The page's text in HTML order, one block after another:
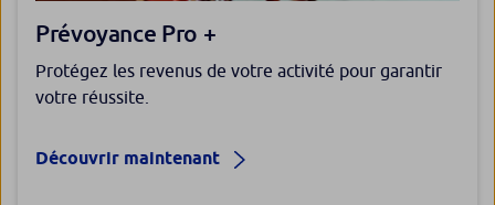
Prévoyance Pro +
Protégez les revenus de votre activité pour garantir
votre réussite.
Découvrir maintenant